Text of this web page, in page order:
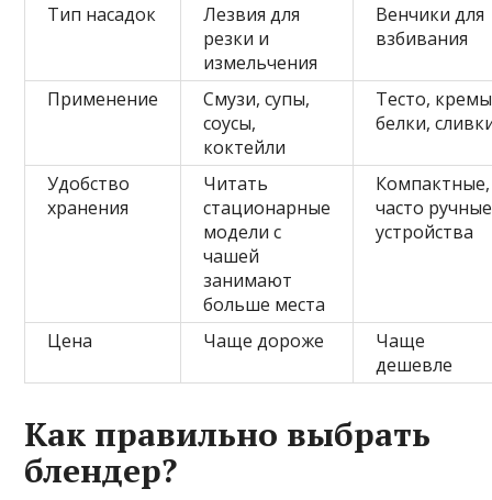
Тип насадок
Лезвия для
резки и
измельчения
Венчики для
взбивания
Применение
Смузи, супы,
соусы,
коктейли
Тесто,
белки,
Удобство
хранения
Читать
стационарные
модели с
чашей
занимают
больше места
Компактные,
часто ручные
устройства
Цена Чаще дороже
Чаще
дешевле
Как правильно выбрать
блендер?